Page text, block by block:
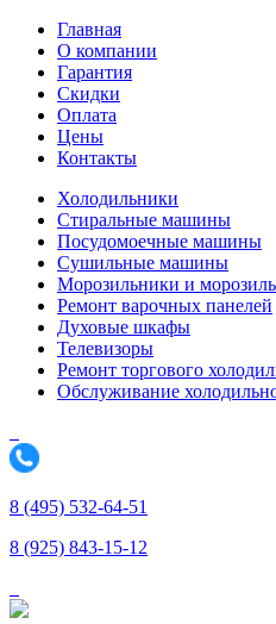
Главная
О компании
Гарантия
Скидки
Оплата
Цены
Контакты
Холодильники
Стиральные машины
Посудомоечные машины
Сушильные машины
Морозильники и
Ремонт варочных панелей
Духовые шкафы
Телевизоры
Ремонт торгового
Обслуживание
8 (495) 532-64-51
8 (925) 843-15-12